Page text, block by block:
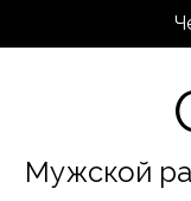
Мужской